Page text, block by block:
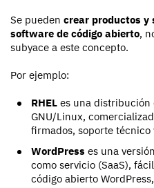
Se pueden crear productos y
software de código abierto,
subyace a este concepto.
Por ejemplo:
RHEL es una distribución
GNU/Linux,
firmados, soporte
WordPress es una
como servicio (SaaS),
código abierto